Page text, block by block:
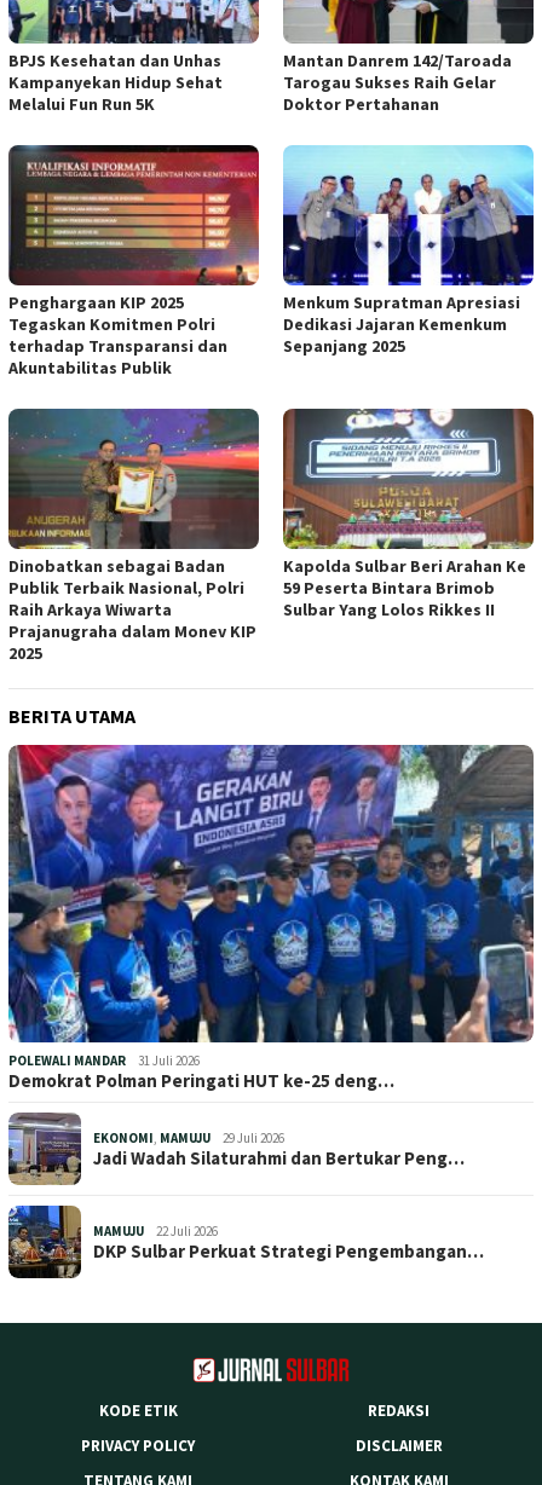
BPJS Kesehatan dan Unhas
Kampanyekan Hidup Sehat
Melalui Fun Run 5K
Mantan Danrem 142/Taroada
Tarogau Sukses Raih Gelar
Doktor Pertahanan
Penghargaan KIP 2025
Tegaskan Komitmen Polri
terhadap Transparansi dan
Akuntabilitas Publik
Menkum Supratman Apresiasi
Dedikasi Jajaran Kemenkum
Sepanjang 2025
Dinobatkan sebagai Badan
Publik Terbaik Nasional, Polri
Raih Arkaya Wiwarta
Prajanugraha dalam Monev KIP
2025
Kapolda Sulbar Beri Arahan Ke
59 Peserta Bintara Brimob
Sulbar Yang Lolos Rikkes II
BERITA UTAMA
POLEWALI MANDAR 31 Juli 2026
Demokrat Polman Peringati HUT ke-25 deng…
EKONOMI MAMUJU 29 Juli 2026
Jadi Wadah Silaturahmi dan Bertukar Peng…
MAMUJU 22 Juli 2026
DKP Sulbar Perkuat Strategi Pengembangan…
KODE ETIK
REDAKSI
PRIVACY POLICY
DISCLAIMER
TENTANG KAMI
KONTAK KAMI